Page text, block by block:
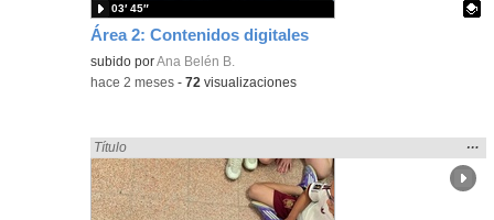
Área 2: Contenidos digitales
Contenido educativo.
subido porAna Belén B.
03′ 45″
-hace 2 meses -72 visualizaciones
Encontrado «Diseño» en:
Título
la
…